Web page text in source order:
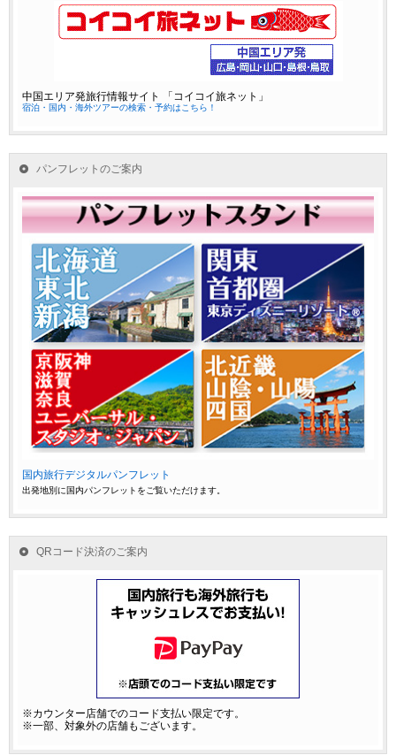
中国エリア発旅行情報サイト 「コイコイ旅ネット」
宿泊・国内・海外ツアーの検索・予約はこちら！
パンフレットのご案内
国内旅行デジタルパンフレット
出発地別に国内パンフレットをご覧いただけます。
QRコード決済のご案内
※カウンター店舗でのコード支払い限定です。
※一部、対象外の店舗もございます。